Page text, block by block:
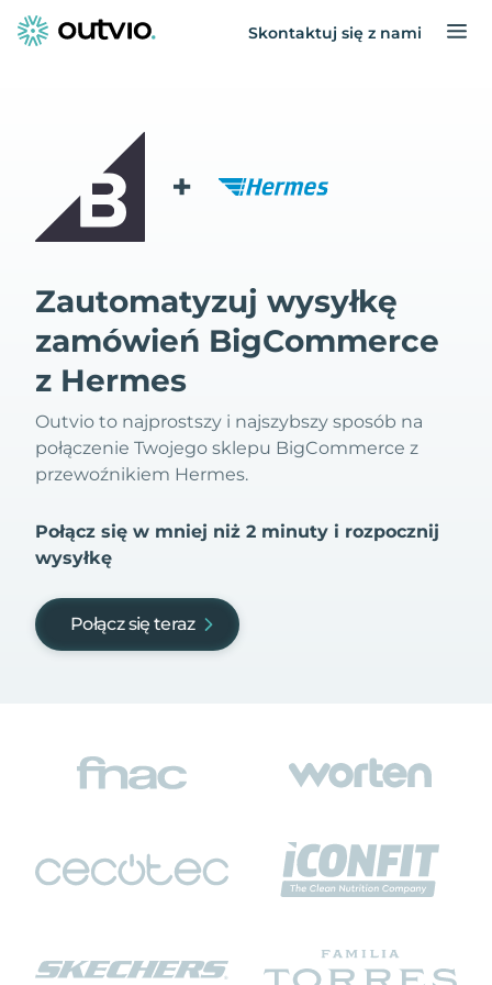
Skontaktuj się z nami
+
Zautomatyzuj wysyłkę
zamówień BigCommerce
z Hermes
Outvio to najprostszy i najszybszy sposób na
połączenie Twojego sklepu BigCommerce z
przewoźnikiem Hermes.
Połącz się w mniej niż 2 minuty i rozpocznij
wysyłkę
Połącz się teraz